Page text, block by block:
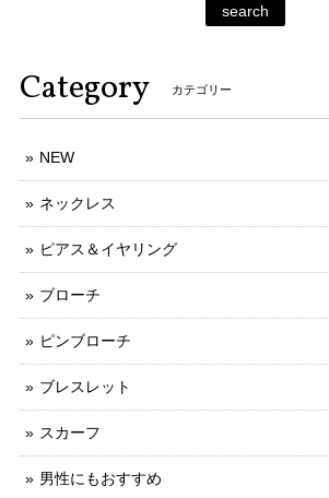
search
Category カテゴリー
NEW
ネックレス
ピアス＆イヤリング
ブローチ
ピンブローチ
ブレスレット
スカーフ
男性にもおすすめ